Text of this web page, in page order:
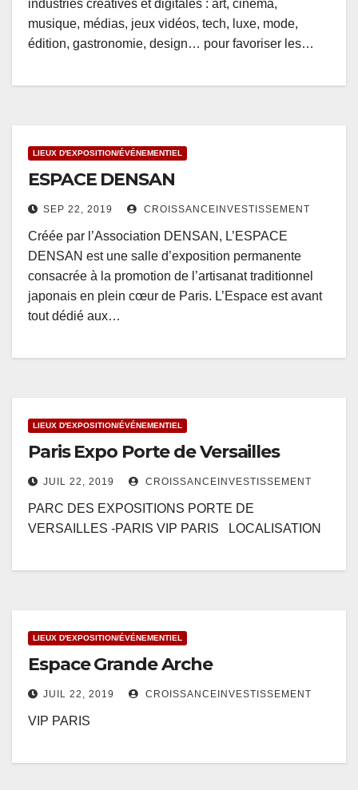
industries créatives et digitales : art, cinéma,
musique, médias, jeux vidéos, tech, luxe, mode,
édition, gastronomie, design… pour favoriser les…
LIEUX D'EXPOSITION/ÉVÉNEMENTIEL
ESPACE DENSAN
SEP 22, 2019 CROISSANCEINVESTISSEMENT
Créée par l’Association DENSAN, L’ESPACE
DENSAN est une salle d’exposition permanente
consacrée à la promotion de l’artisanat traditionnel
japonais en plein cœur de Paris. L’Espace est avant
tout dédié aux…
LIEUX D'EXPOSITION/ÉVÉNEMENTIEL
Paris Expo Porte de Versailles
JUIL 22, 2019 CROISSANCEINVESTISSEMENT
PARC DES EXPOSITIONS PORTE DE
VERSAILLES -PARIS VIP PARIS LOCALISATION
LIEUX D'EXPOSITION/ÉVÉNEMENTIEL
Espace Grande Arche
JUIL 22, 2019 CROISSANCEINVESTISSEMENT
VIP PARIS